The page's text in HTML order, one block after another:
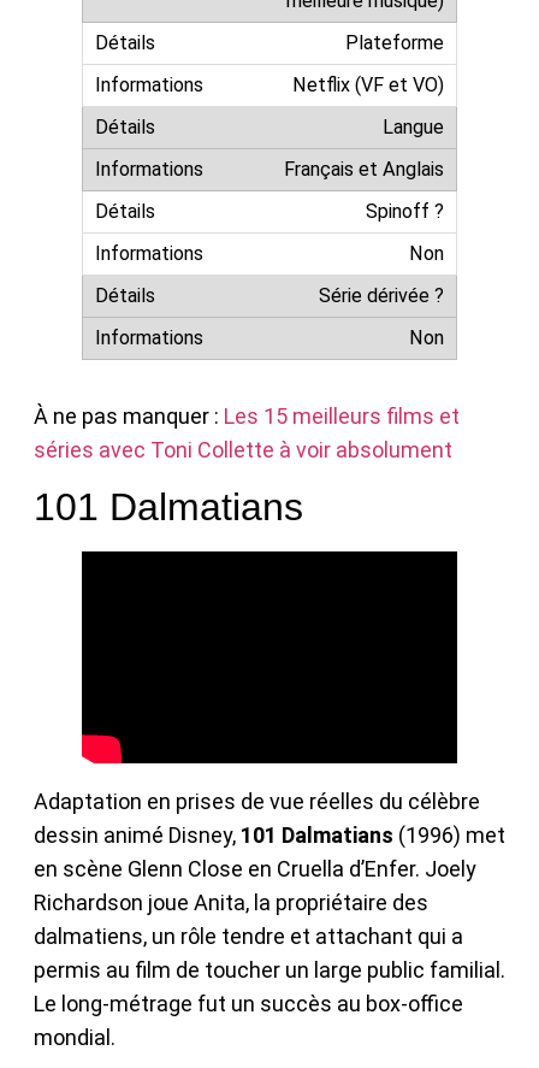
Plateforme
Netflix (VF et VO)
Langue
Français et Anglais
Spinoff ?
Non
Série dérivée ?
Non
À ne pas manquer : Les 15 meilleurs films et
séries avec Toni Collette à voir absolument
101 Dalmatians
Adaptation en prises de vue réelles du célèbre
dessin animé Disney, 101 Dalmatians (1996) met
en scène Glenn Close en Cruella d’Enfer. Joely
Richardson joue Anita, la propriétaire des
dalmatiens, un rôle tendre et attachant qui a
permis au film de toucher un large public familial.
Le long-métrage fut un succès au box-office
mondial.